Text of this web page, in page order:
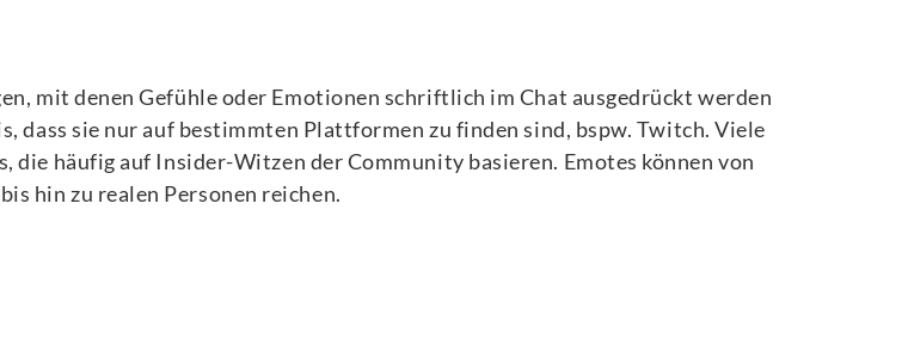
mit denen Gefühle oder Emotionen schriftlich im Chat ausgedrückt werden
dass sie nur auf bestimmten Plattformen zu finden sind, bspw. Twitch. Viele
die häufig auf Insider-Witzen der Community basieren. Emotes können von
hin zu realen Personen reichen.